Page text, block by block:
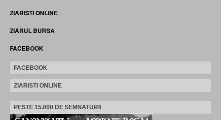
ZIARISTI ONLINE
ZIARUL BURSA
FACEBOOK
FACEBOOK
ZIARISTI ONLINE
PESTE 15.000 DE SEMNATURI!